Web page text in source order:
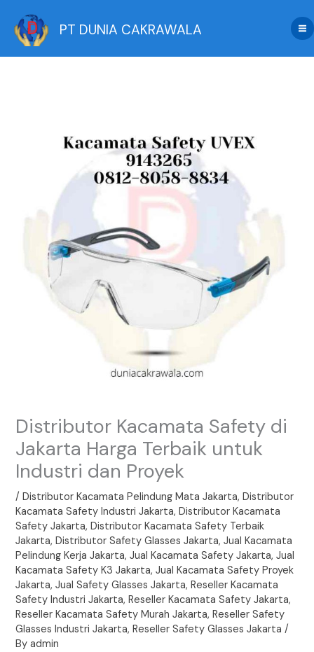
content
PT DUNIA CAKRAWALA
Distributor Kacamata Safety di
Jakarta Harga Terbaik untuk
Industri dan Proyek
/Distributor Kacamata Pelindung Mata Jakarta,Distributor
Kacamata Safety Industri Jakarta,Distributor Kacamata
Safety Jakarta,Distributor Kacamata Safety Terbaik
Jakarta,Distributor Safety Glasses Jakarta,Jual Kacamata
Pelindung Kerja Jakarta,Jual Kacamata Safety Jakarta,Jual
Kacamata Safety K3 Jakarta,Jual Kacamata Safety Proyek
Jakarta,Jual Safety Glasses Jakarta,Reseller Kacamata
Safety Industri Jakarta,Reseller Kacamata Safety Jakarta,
Reseller Kacamata Safety Murah Jakarta,Reseller Safety
Glasses Industri Jakarta,Reseller Safety Glasses Jakarta /
Byadmin